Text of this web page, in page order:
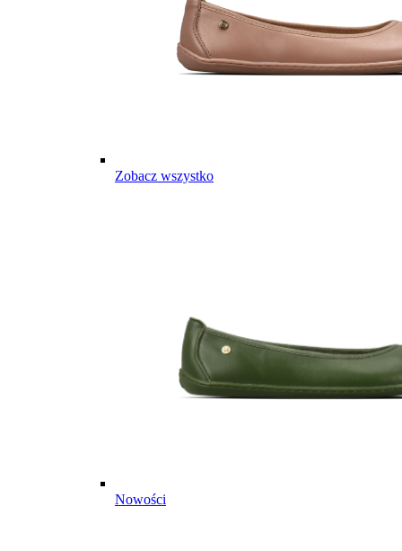
Zobacz wszystko
Nowości